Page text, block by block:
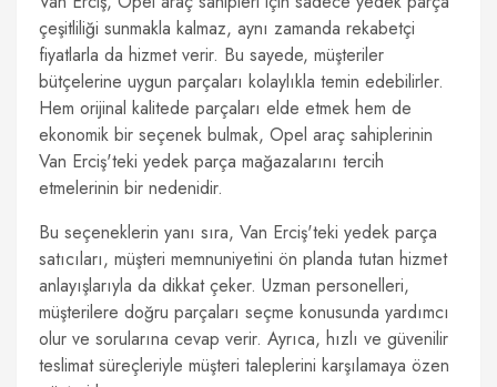
çeşitliliği sunmakla kalmaz, aynı zamanda rekabetçi
fiyatlarla da hizmet verir. Bu sayede, müşteriler
bütçelerine uygun parçaları kolaylıkla temin edebilirler.
Hem orijinal kalitede parçaları elde etmek hem de
ekonomik bir seçenek bulmak, Opel araç sahiplerinin
Van Erciş'teki yedek parça mağazalarını tercih
etmelerinin bir nedenidir.
Bu seçeneklerin yanı sıra, Van Erciş'teki yedek parça
satıcıları, müşteri memnuniyetini ön planda tutan hizmet
anlayışlarıyla da dikkat çeker. Uzman personelleri,
müşterilere doğru parçaları seçme konusunda yardımcı
olur ve sorularına cevap verir. Ayrıca, hızlı ve güvenilir
teslimat süreçleriyle müşteri taleplerini karşılamaya özen